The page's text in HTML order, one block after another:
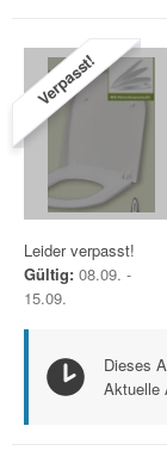
Verpasst!
Leider verpasst!
Gültig: 08.09. -
15.09.
Dieses
Aktuelle